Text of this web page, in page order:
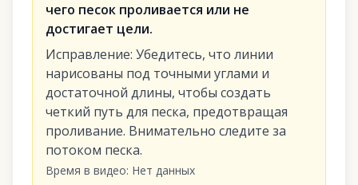
чего песок проливается или не
достигает цели.
Исправление: Убедитесь, что линии
нарисованы под точными углами и
достаточной длины, чтобы создать
четкий путь для песка, предотвращая
проливание. Внимательно следите за
потоком песка.
Время в видео: Нет данных